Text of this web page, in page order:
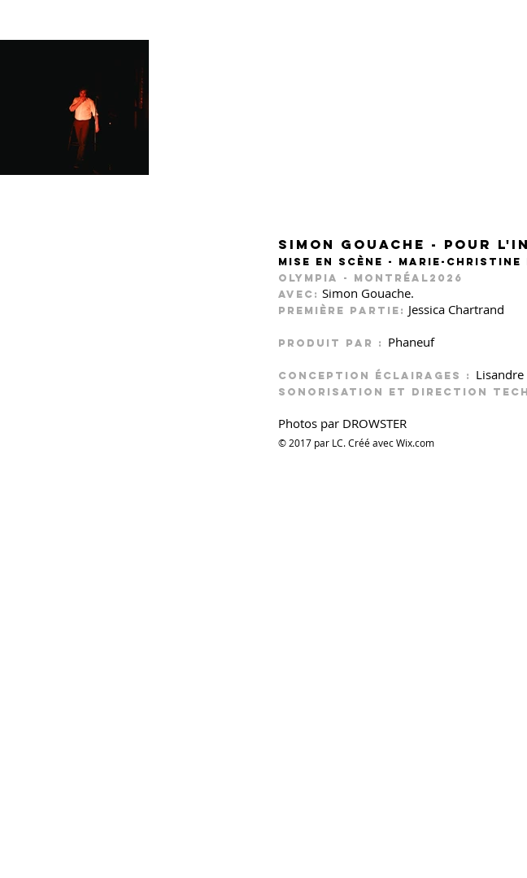
Simon gOUACHE - pour
mise en scène - Marie-
Olympia - Montréal2026
Avec: Simon Gouache.
Première partie: Jessica Chartrand
pRODUIT PAR : Phaneuf
Conception éclairages :
sonorisation et direction
Photos par DROWSTER
© 2017 par LC. Créé avecWix.com